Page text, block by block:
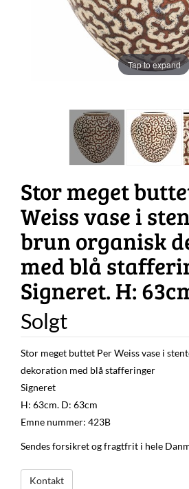
Tap to expand
Stor meget
Weiss vase i
brun organisk
med blå
Signeret. H:
Solgt
Stor meget buttet Per Weiss vase i
dekoration med blå stafferinger
Signeret
H: 63cm. D: 63cm
Emne nummer: 423B
Sendes forsikret og fragtfrit i hele
Kontakt